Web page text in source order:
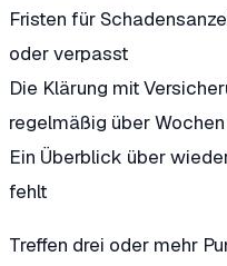
Fristen für
oder verpasst
Die Klärung mit
regelmäßig über Wochen
Ein Überblick über
fehlt
Treffen drei oder mehr